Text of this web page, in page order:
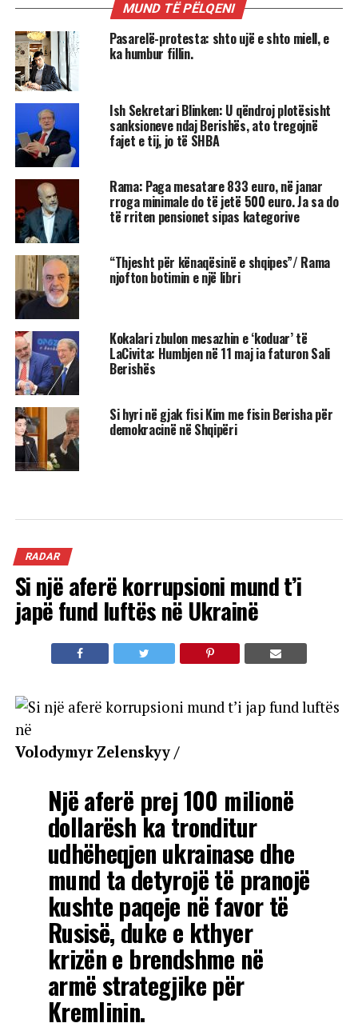
MUND TË PËLQENI
Pasarelë-protesta: shto ujë e shto miell, e
ka humbur fillin.
Ish Sekretari Blinken: U qëndroj plotësisht
sanksioneve ndaj Berishës, ato tregojnë
fajet e tij, jo të SHBA
Rama: Paga mesatare 833 euro, në janar
rroga minimale do të jetë 500 euro. Ja sa do
të rriten pensionet sipas kategorive
“Thjesht për kënaqësinë e shqipes”/ Rama
njofton botimin e një libri
Kokalari zbulon mesazhin e ‘koduar’ të
LaCivita: Humbjen në 11 maj ia faturon Sali
Berishës
Si hyri në gjak fisi Kim me fisin Berisha për
demokracinë në Shqipëri
RADAR
Si një aferë korrupsioni mund t’i
japë fund luftës në Ukrainë
Volodymyr Zelenskyy /
Një aferë prej 100 milionë
dollarësh ka tronditur
udhëheqjen ukrainase dhe
mund ta detyrojë të pranojë
kushte paqeje në favor të
Rusisë, duke e kthyer
krizën e brendshme në
armë strategjike për
Kremlinin.